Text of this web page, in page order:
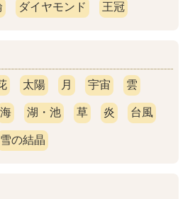
ダイヤモンド 王冠
太陽 月 宇宙 雲
海 湖・池 草 炎 台風
雪の結晶